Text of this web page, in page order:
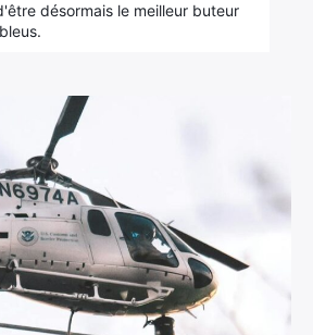
désormais le meilleur buteur